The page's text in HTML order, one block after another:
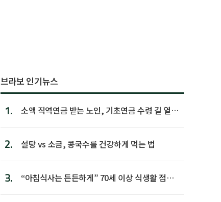
브라보 인기뉴스
1.
소액 직역연금 받는 노인, 기초연금 수령 길 열린
2. 설탕 vs 소금, 콩국수를 건강하게 먹는 법
3.
“아침식사는 든든하게” 70세 이상 식생활 점수